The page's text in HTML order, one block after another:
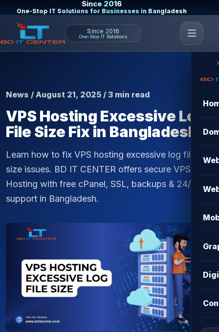
Since 2016
One-Stop IT Solutions for Businesses in Bangladesh
Since 2016
One-Stop IT Solutions
News / August 21, 2025 / 3 min read
VPS Hosting Excessive Log
File Size Fix in Bangladesh
Learn how to fix VPS hosting excessive log file
size issues. BD IT CENTER offers secure VPS
Hosting with free cPanel, SSL, backups & 24/7
support in Bangladesh.